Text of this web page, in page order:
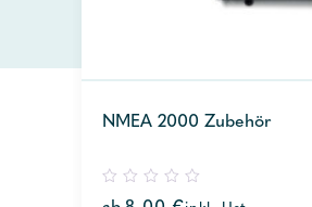
NMEA 2000 Zubehör